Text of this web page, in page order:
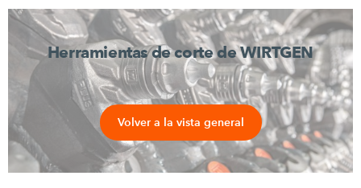
Herramientas de corte de WIRTGEN
Volver a la vista general